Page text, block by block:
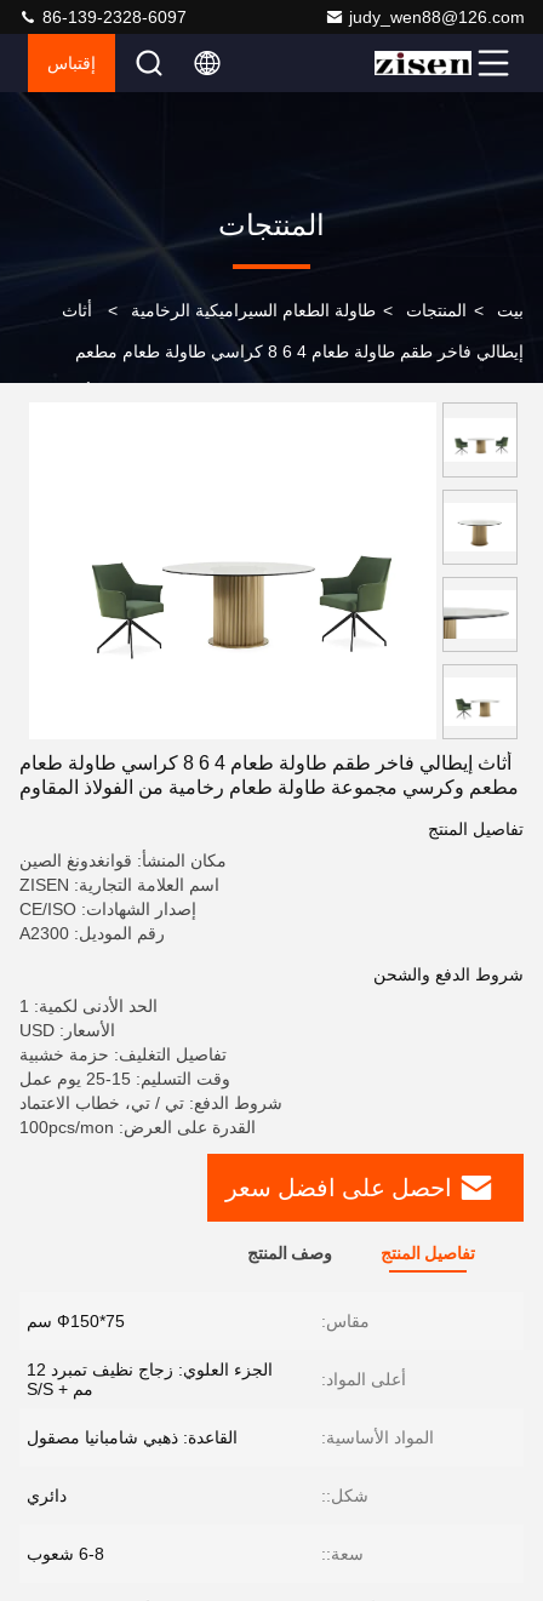
judy_wen88@126.com
86-139-2328-6097
إقتباس
المنتجات
بيت > المنتجات > طاولة الطعام السيراميكية الرخامية > أثاث
إيطالي فاخر طقم طاولة طعام 4 6 8 كراسي طاولة طعام مطعم
أثاث إيطالي فاخر طقم طاولة طعام 4 6 8 كراسي طاولة طعام
مطعم وكرسي مجموعة طاولة طعام رخامية من الفولاذ المقاوم
تفاصيل المنتج
مكان المنشأ: قوانغدونغ الصين
اسم العلامة التجارية: ZISEN
إصدار الشهادات: CE/ISO
رقم الموديل: A2300
شروط الدفع والشحن
الحد الأدنى لكمية: 1
الأسعار: USD
تفاصيل التغليف: حزمة خشبية
وقت التسليم: 15-25 يوم عمل
شروط الدفع: تي / تي، خطاب الاعتماد
القدرة على العرض: 100pcs/mon
احصل على افضل سعر
تفاصيل المنتج وصف المنتج
مقاس: Ф150*75 سم
أعلى المواد:
الجزء العلوي: زجاج نظيف تمبرد 12
مم + S/S
المواد الأساسية: القاعدة: ذهبي شامبانيا مصقول
شكل:: دائري
سعة:: 6-8 شعوب